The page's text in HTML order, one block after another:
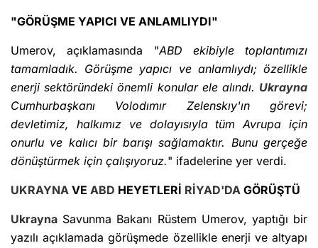
"GÖRÜŞME YAPICI VE ANLAMLIYDI"
Umerov, açıklamasında "ABD ekibiyle toplantımızı
tamamladık. Görüşme yapıcı ve anlamlıydı; özellikle
enerji sektöründeki önemli konular ele alındı. Ukrayna
Cumhurbaşkanı Volodımır Zelenskıy'ın görevi;
devletimiz, halkımız ve dolayısıyla tüm Avrupa için
onurlu ve kalıcı bir barışı sağlamaktır. Bunu gerçeğe
dönüştürmek için çalışıyoruz." ifadelerine yer verdi.
UKRAYNA VE ABD HEYETLERİ RİYAD'DA GÖRÜŞTÜ
Ukrayna Savunma Bakanı Rüstem Umerov, yaptığı bir
yazılı açıklamada görüşmede özellikle enerji ve altyapı